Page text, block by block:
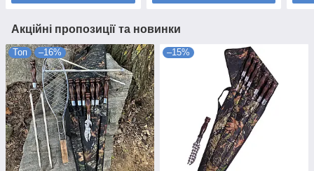
Акційні пропозиції та новинки
Топ –16% –15%